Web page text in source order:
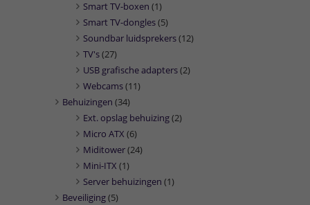
Smart TV-boxen (1)
Smart TV-dongles(5)
Soundbar luidsprekers(12)
TV's(27)
USB grafische adapters(2)
Webcams(11)
Behuizingen (34)
Ext. opslag behuizing(2)
Micro ATX (6)
Miditower(24)
Mini-ITX (1)
Server behuizingen (1)
Beveiliging(5)